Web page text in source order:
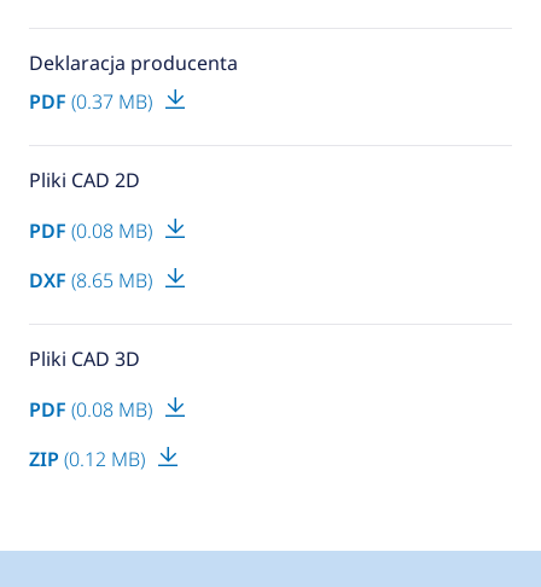
Deklaracja producenta
PDF (0.37 MB)
Pliki CAD 2D
PDF (0.08 MB)
DXF (8.65 MB)
Pliki CAD 3D
PDF (0.08 MB)
ZIP (0.12 MB)